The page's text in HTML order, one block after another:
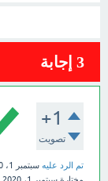
3 إجابة
+1
تصويت
تم الرد عليه سبتمبر 1، 2020